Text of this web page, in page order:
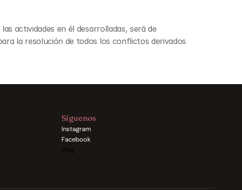
actividades en él desarrolladas, será de
la resolución de todos los conflictos derivados
Síguenos
Instagram
Facebook
Blog